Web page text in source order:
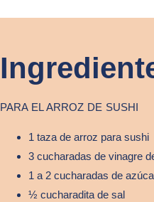
PARA EL ARROZ DE SUSHI
1 taza de arroz para sushi
3 cucharadas de vinagre
1 a 2 cucharadas de
½ cucharadita de sal